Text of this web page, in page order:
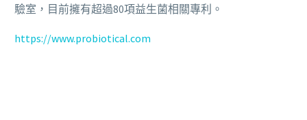
驗室，目前擁有超過80項益生菌相關專利。
https://www.probiotical.com